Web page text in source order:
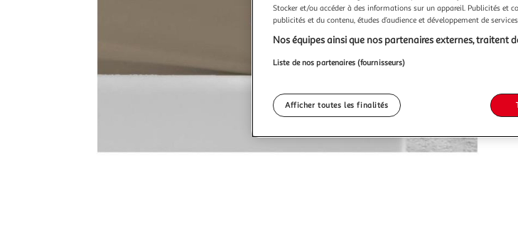
Stocker et/ou accéder à des informations sur un appareil. Publicités et
publicités et du contenu, études d’audience et développement de
Nos équipes ainsi que nos partenaires externes, traitent
Liste de nos partenaires (fournisseurs)
Afficher toutes les finalités